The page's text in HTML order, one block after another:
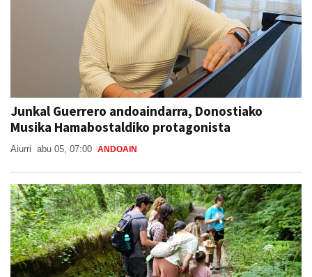
Junkal Guerrero andoaindarra, Donostiako
Musika Hamabostaldiko protagonista
Aiurri abu 05, 07:00 ANDOAIN